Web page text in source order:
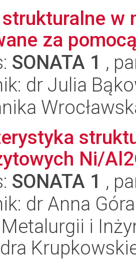
w
za
SONATA 1 ,
dr Julia
Ni/
SONATA 1 ,
dr Anna
i